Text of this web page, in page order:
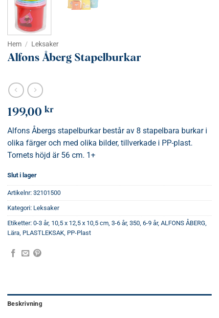
Hem / Leksaker
Alfons Åberg Stapelburkar
199,00 kr
Alfons Åbergs stapelburkar består av 8 stapelbara burkar i
olika färger och med olika bilder, tillverkade i PP-plast.
Tornets höjd är 56 cm. 1+
Slut i lager
Artikelnr: 32101500
Kategori: Leksaker
Etiketter: 0-3 år, 10,5 x 12,5 x 10,5 cm, 3-6 år, 350, 6-9 år, ALFONS ÅBERG,
Lära, PLASTLEKSAK, PP-Plast
Beskrivning